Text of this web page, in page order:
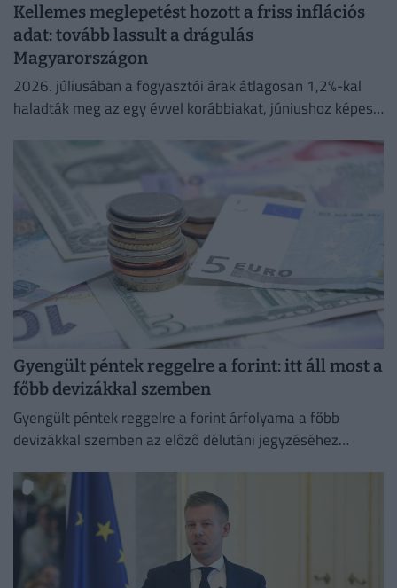
Kellemes meglepetést hozott a friss inflációs
adat: tovább lassult a drágulás
Magyarországon
2026. júliusában a fogyasztói árak átlagosan 1,2%-kal
haladták meg az egy évvel korábbiakat, júniushoz képest
Gyengült péntek reggelre a forint: itt áll most a
főbb devizákkal szemben
Gyengült péntek reggelre a forint árfolyama a főbb
devizákkal szemben az előző délutáni jegyzéséhez